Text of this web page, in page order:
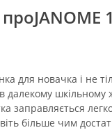
для новачка і не
далекому шкільному
заправляється
більше чим